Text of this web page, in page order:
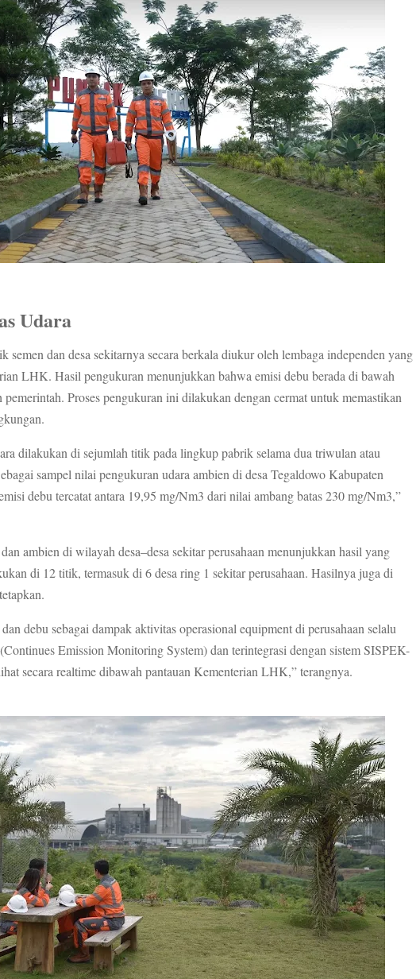
Udara
semen dan desa sekitarnya secara berkala diukur oleh lembaga independen yang
LHK. Hasil pengukuran menunjukkan bahwa emisi debu berada di bawah
Proses pengukuran ini dilakukan dengan cermat untuk memastikan
dilakukan di sejumlah titik pada lingkup pabrik selama dua triwulan atau
sampel nilai pengukuran udara ambien di desa Tegaldowo Kabupaten
debu tercatat antara 19,95 mg/Nm3 dari nilai ambang batas 230 mg/Nm3,”
ambien di wilayah desa–desa sekitar perusahaan menunjukkan hasil yang
di 12 titik, termasuk di 6 desa ring 1 sekitar perusahaan. Hasilnya juga di
debu sebagai dampak aktivitas operasional equipment di perusahaan selalu
Emission Monitoring System) dan terintegrasi dengan sistem SISPEK-
secara realtime dibawah pantauan Kementerian LHK,” terangnya.